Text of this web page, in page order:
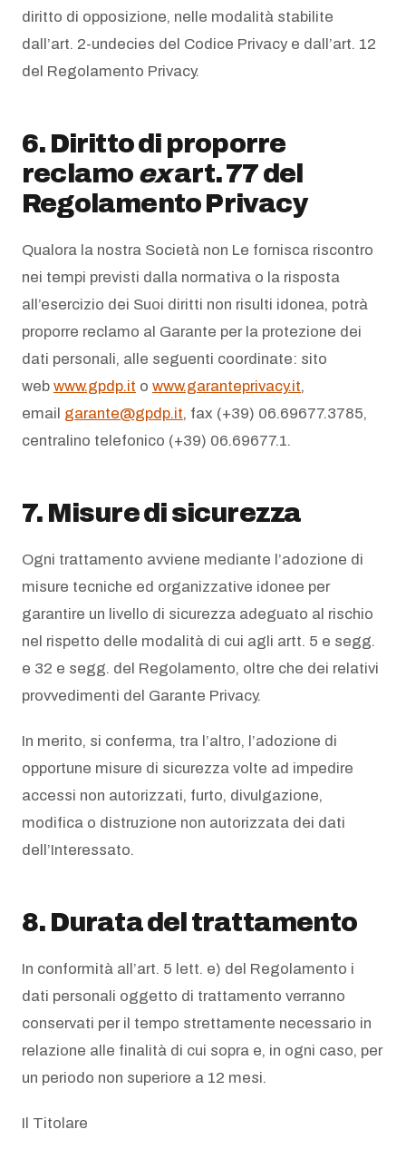
diritto di opposizione, nelle modalità stabilite
dall’art. 2-undecies del Codice Privacy e dall’art. 12
del Regolamento Privacy.
6. Diritto di proporre
reclamo exart. 77 del
Regolamento Privacy
Qualora la nostra Società non Le fornisca riscontro
nei tempi previsti dalla normativa o la risposta
all’esercizio dei Suoi diritti non risulti idonea, potrà
proporre reclamo al Garante per la protezione dei
dati personali, alle seguenti coordinate: sito
web www.gpdp.it o www.garanteprivacy.it,
email garante@gpdp.it, fax (+39) 06.69677.3785,
centralino telefonico (+39) 06.69677.1.
7. Misure di sicurezza
Ogni trattamento avviene mediante l’adozione di
misure tecniche ed organizzative idonee per
garantire un livello di sicurezza adeguato al rischio
nel rispetto delle modalità di cui agli artt. 5 e segg.
e 32 e segg. del Regolamento, oltre che dei relativi
provvedimenti del Garante Privacy.
In merito, si conferma, tra l’altro, l’adozione di
opportune misure di sicurezza volte ad impedire
accessi non autorizzati, furto, divulgazione,
modifica o distruzione non autorizzata dei dati
dell’Interessato.
8. Durata del trattamento
In conformità all’art. 5 lett. e) del Regolamento i
dati personali oggetto di trattamento verranno
conservati per il tempo strettamente necessario in
relazione alle finalità di cui sopra e, in ogni caso, per
un periodo non superiore a 12 mesi.
Il Titolare